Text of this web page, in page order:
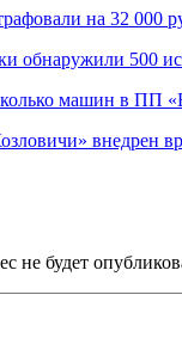
на 32 000
обнаружили 500
машин в ПП
внедрен
не будет